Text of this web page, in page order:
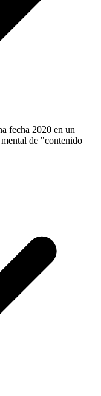
fecha 2020 en un
de "contenido